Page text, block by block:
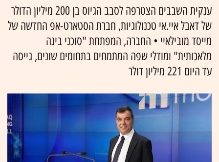
ענקית השבבים הצטרפה לסבב הגיוס בן 200 מיליון הדולר
של דאבל איי.אי טכנולוגיות, חברת הסטארט-אפ החדשה של
מייסד מובילאיי • החברה, המפתחת "סוכני בינה
מלאכותית" ומודלי שפה המתמחים בתחומים שונים, גייסה
עד היום 221 מיליון דולר